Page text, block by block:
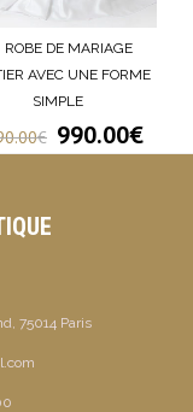
ROBE DE MARIAGE
AVEC UNE FORME
SIMPLE
€ 990.00€
75014 Paris